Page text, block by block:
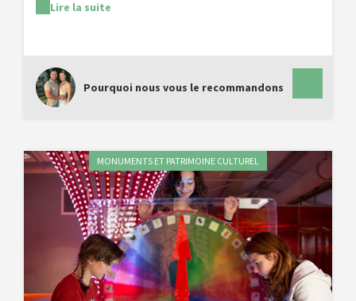
(désormais fermé), prétoire de justice et de paix, il
d'aller admirer les cabanes de gardians !
Lire la suite
Pourquoi nous vous le recommandons
MONUMENTS ET PATRIMOINE CULTUREL